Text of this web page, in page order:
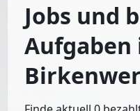
Jobs und
Aufgaben